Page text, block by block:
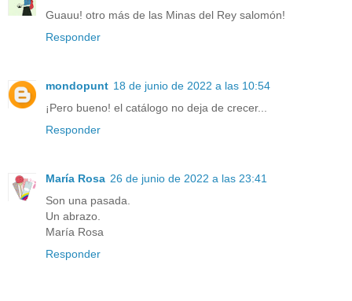
Guauu! otro más de las Minas del Rey salomón!
Responder
mondopunt 18 de junio de 2022 a las 10:54
¡Pero bueno! el catálogo no deja de crecer...
Responder
María Rosa 26 de junio de 2022 a las 23:41
Son una pasada.
Un abrazo.
María Rosa
Responder